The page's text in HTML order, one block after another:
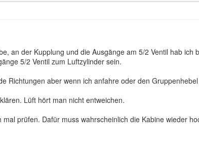
an der Kupplung und die Ausgänge am 5/2 Ventil hab ich
5/2 Ventil zum Luftzylinder sein.
Richtungen aber wenn ich anfahre oder den
Lüft hört man nicht entweichen.
prüfen. Dafür muss wahrscheinlich die Kabine wieder